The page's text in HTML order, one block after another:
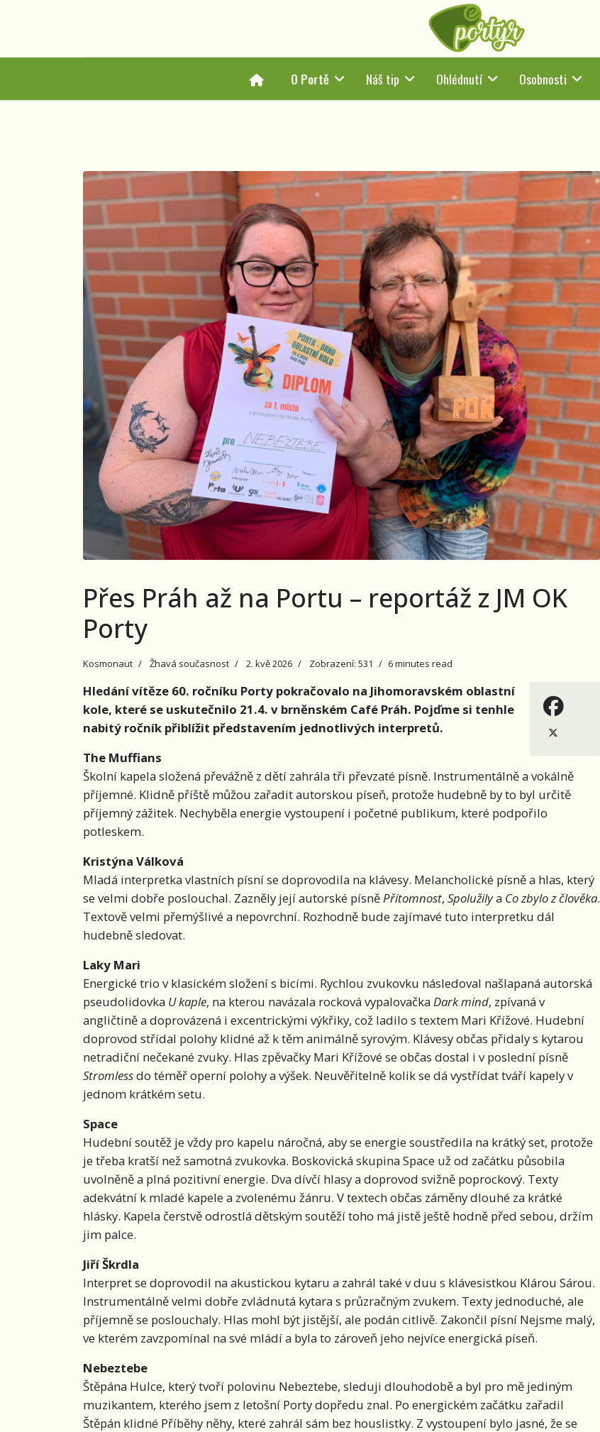
HomeO Portě Náš tip Ohlédnutí Osobnosti
Přes Práh až na Portu – reportáž z JM OK
Porty
Kosmonaut Žhavá současnost 2. kvě 2026 Zobrazení: 531 6 minutes read
Hledání vítěze 60. ročníku Porty pokračovalo na Jihomoravském oblastní
kole, které se uskutečnilo 21.4. v brněnském Café Práh. Pojďme si tenhle
nabitý ročník přiblížit představením jednotlivých interpretů.
The Muffians
Školní kapela složená převážně z dětí zahrála tři převzaté písně. Instrumentálně a vokálně
příjemné. Klidně příště můžou zařadit autorskou píseň, protože hudebně by to byl určitě
příjemný zážitek. Nechyběla energie vystoupení i početné publikum, které podpořilo
potleskem.
Kristýna Válková
Mladá interpretka vlastních písní se doprovodila na klávesy. Melancholické písně a hlas, který
se velmi dobře poslouchal. Zazněly její autorské písně Přítomnost, Spolužilya Co zbylo z člověka.
Textově velmi přemýšlivé a nepovrchní. Rozhodně bude zajímavé tuto interpretku dál
hudebně sledovat.
Laky Mari
Energické trio v klasickém složení s bicími. Rychlou zvukovku následoval našlapaná autorská
pseudolidovka U kaple, na kterou navázala rocková vypalovačka Dark mind, zpívaná v
angličtině a doprovázená i excentrickými výkřiky, což ladilo s textem Mari Křížové. Hudební
doprovod střídal polohy klidné až k těm animálně syrovým. Klávesy občas přidaly s kytarou
netradiční nečekané zvuky. Hlas zpěvačky Mari Křížové se občas dostal i v poslední písně
Stromlessdo téměř operní polohy a výšek. Neuvěřitelně kolik se dá vystřídat tváří kapely v
jednom krátkém setu.
Space
Hudební soutěž je vždy pro kapelu náročná, aby se energie soustředila na krátký set, protože
je třeba kratší než samotná zvukovka. Boskovická skupina Space už od začátku působila
uvolněně a plná pozitivní energie. Dva dívčí hlasy a doprovod svižně poprockový. Texty
adekvátní k mladé kapele a zvolenému žánru. V textech občas záměny dlouhé za krátké
hlásky. Kapela čerstvě odrostlá dětským soutěží toho má jistě ještě hodně před sebou, držím
jim palce.
Jiří Škrdla
Interpret se doprovodil na akustickou kytaru a zahrál také v duu s klávesistkou Klárou Sárou.
Instrumentálně velmi dobře zvládnutá kytara s průzračným zvukem. Texty jednoduché, ale
příjemně se poslouchaly. Hlas mohl být jistější, ale podán citlivě. Zakončil písní Nejsme malý,
ve kterém zavzpomínal na své mládí a byla to zároveň jeho nejvíce energická píseň.
Nebeztebe
Štěpána Hulce, který tvoří polovinu Nebeztebe, sleduji dlouhodobě a byl pro mě jediným
muzikantem, kterého jsem z letošní Porty dopředu znal. Po energickém začátku zařadil
Štěpán klidné Příběhy něhy, které zahrál sám bez houslistky. Z vystoupení bylo jasné, že se